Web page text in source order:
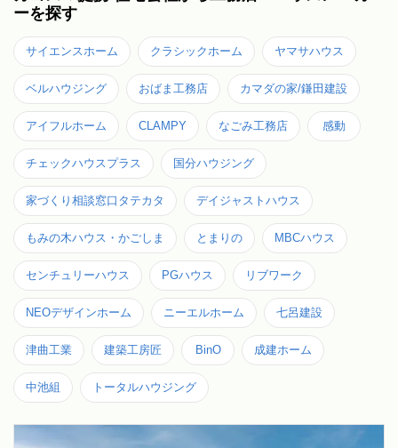
ーを探す
サイエンスホーム クラシックホーム ヤマサハウス
ベルハウジング おばま工務店 カマダの家/鎌田建設
アイフルホーム CLAMPY なごみ工務店 感動
チェックハウスプラス 国分ハウジング
家づくり相談窓口タテカタ デイジャストハウス
もみの木ハウス・かごしま とまりの MBCハウス
センチュリーハウス PGハウス リブワーク
NEOデザインホーム ニーエルホーム 七呂建設
津曲工業 建築工房匠 BinO 成建ホーム
中池組 トータルハウジング